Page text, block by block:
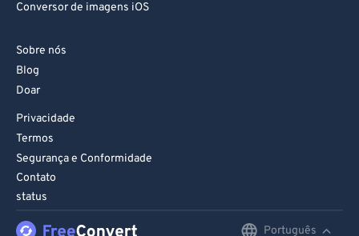
Conversor de imagens iOS
Sobre nós
Blog
Doar
Privacidade
Termos
Segurança e Conformidade
Contato
status
Português